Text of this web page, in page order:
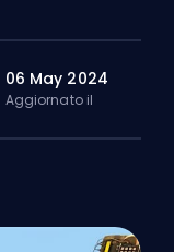
06 May 2024
Aggiornato il